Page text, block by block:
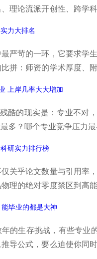
理论流派开创性、跨学
来看看详细名单吧！
力大排名
严苛的一环，它要求学
拼：师资的学术厚度、
、《美国新闻与世界报
流的医学教育”。下面跟
上岸几率大大增加
酷的现实是：专业不
多？哪个专业竞争压力
研实力排行榜
关乎论文数量与引用率
理的绝对零度禁区到高
里程碑式发现、学术影
详细名单吧！
毕业的都是大神
的生存挑战，有些专业
导公式，要么迫使你同